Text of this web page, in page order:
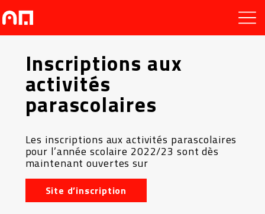
Inscriptions aux
activités
parascolaires
Les inscriptions aux activités parascolaires
pour l’année scolaire 2022/23 sont dès
maintenant ouvertes sur
Site d’inscription